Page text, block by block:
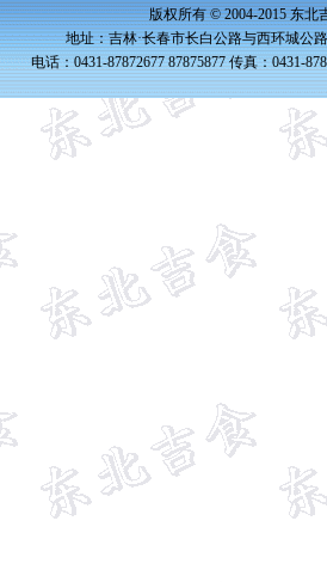
版权所有 © 2004-2015 东北
地址：吉林·长春市长白公路与西环城公
电话：0431-87872677 87875877 传真：0431-